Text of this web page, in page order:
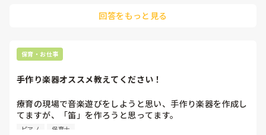
回答をもっと見る
保育・お仕事
手作り楽器オススメ教えてください！
療育の現場で音楽遊びをしようと思い、手作り楽器を作成し
てますが、「笛」を作ろうと思ってます。
一度使うと他の子が使うことができないため、簡単なものが
ピアノ 保育士